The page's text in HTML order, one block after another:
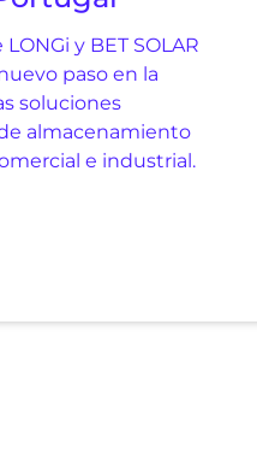
y BET SOLAR
paso en la
soluciones
almacenamiento
e industrial.